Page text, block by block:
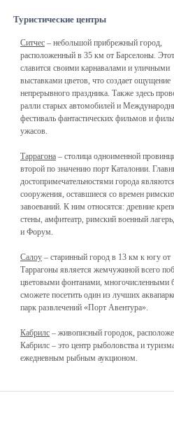
Туристические центры
Ситчес – небольшой прибрежный город,
расположенный в 35 км от Барселоны.
славится своими карнавалами и уличными
выставками цветов, что создает ощущение
непрерывного праздника. Также здесь
ралли старых автомобилей и
фестиваль фантастических фильмов и
ужасов.
Таррагона – столица одноименной
второй по значению порт Каталонии.
достопримечательностями города
сооружения, оставшиеся со времен
завоеваний. К ним относятся: древние
стены, амфитеатр, римский военный
и Форум.
Салоу – старинный город в 13 км к югу от
Таррагоны является жемчужиной всего
цветовыми фонтанами, многочисленными
сможете посетить один из лучших
парк развлечений «Порт Авентура».
Кабрилс – живописный городок,
Кабрилс – это центр рыболовства и
ежедневным рыбным аукционом.